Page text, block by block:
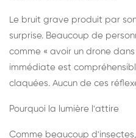
Le bruit grave produit par
surprise. Beaucoup de
comme « avoir un drone
immédiate est
claquées. Aucun de ces
Pourquoi la lumière l'attire
Comme beaucoup